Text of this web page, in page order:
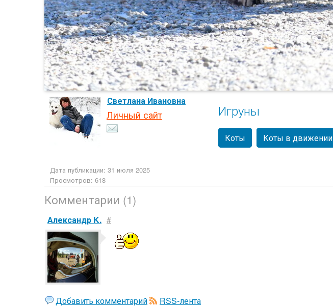
Светлана Ивановна
Личный сайт Игруны
Коты Коты в движении
Дата публикации: 31 июля 2025
Просмотров: 618
Комментарии (1)
Александр K. #
Добавить комментарий
RSS-лента